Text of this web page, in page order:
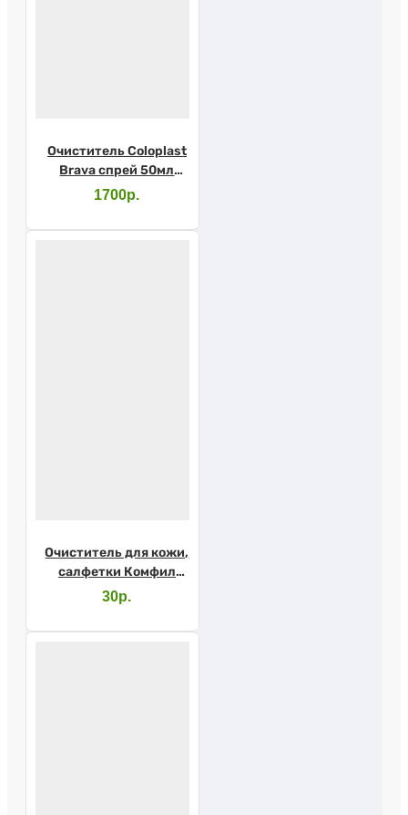
Очиститель Coloplast
Brava спрей 50мл
120105
1700р.
Очиститель для кожи,
салфетки Комфил
4715 1шт.
30р.